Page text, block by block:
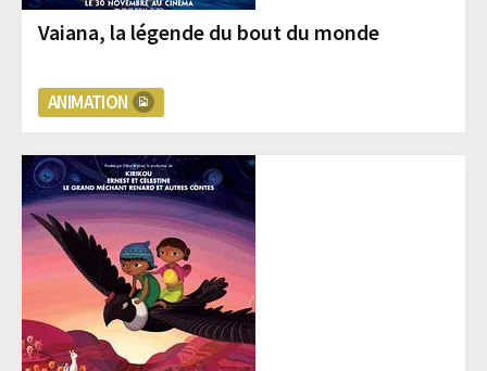
Vaiana, la légende du bout du monde
ANIMATION